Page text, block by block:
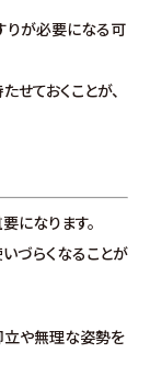
りが必要になる可
せておくことが、
になります。
づらくなることが
立や無理な姿勢を